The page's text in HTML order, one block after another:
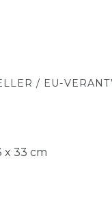
/ EU-
x 33 cm